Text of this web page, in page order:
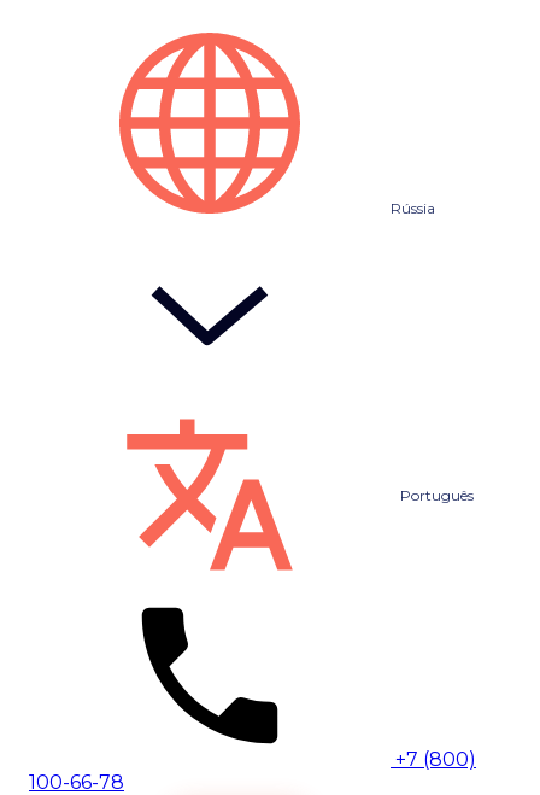
Rússia
Português
+7 (800)
100-66-78